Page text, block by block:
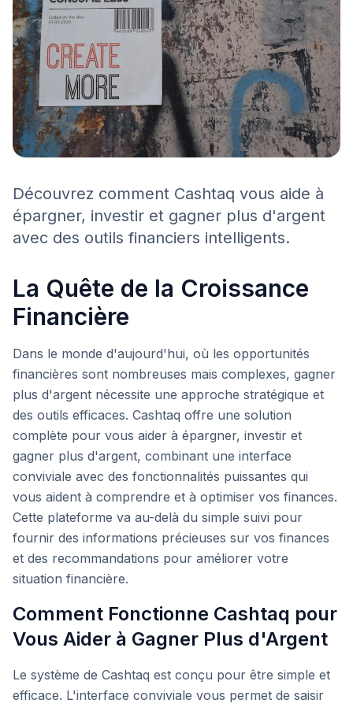
Découvrez comment Cashtaq vous aide à
épargner, investir et gagner plus d'argent
avec des outils financiers intelligents.
La Quête de la Croissance
Financière
Dans le monde d'aujourd'hui, où les opportunités
financières sont nombreuses mais complexes, gagner
plus d'argent nécessite une approche stratégique et
des outils efficaces. Cashtaq offre une solution
complète pour vous aider à épargner, investir et
gagner plus d'argent, combinant une interface
conviviale avec des fonctionnalités puissantes qui
vous aident à comprendre et à optimiser vos finances.
Cette plateforme va au-delà du simple suivi pour
fournir des informations précieuses sur vos finances
et des recommandations pour améliorer votre
situation financière.
Comment Fonctionne Cashtaq pour
Vous Aider à Gagner Plus d'Argent
Le système de Cashtaq est conçu pour être simple et
efficace. L'interface conviviale vous permet de saisir